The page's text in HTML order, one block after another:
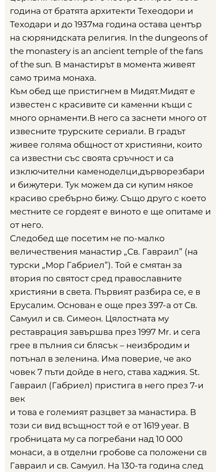
година от братята архитекти Техеодори и
Теходари и до 1937ма година остава център
на сюрянидската религия. In the dungeons of
the monastery is an ancient temple of the fans
of the sun. В манастирът в момента живеят
само трима монаха.
Към обед ще пристигнем в Мидят.Мидят е
известен с красивите си каменни къщи с
много орнаменти.В него са заснети много от
извесните трурските сериали. В градът
живее голяма общност от християни, които
са известни със своята сръчност и са
изключителни каменоделци,дърворезбари
и бижутери. Тук можем да си купим някое
красиво сребърно бижу. Също друго с което
местните се гордеят е виното е ще опитаме и
от него.
Следобед ще посетим не по-малко
величествения манастир „Св. Гавраил” (на
турски „Мор Габриел”). Той е смятан за
втория по святост сред православните
християни в света. Първият разбира се, е в
Ерусалим. Основан е още през 397-а от Св.
Самуил и св. Симеон. Цялостната му
реставрация завършва през 1997 Mr. и сега
грее в пълния си блясък – неизбродим и
потънал в зеленина. Има поверие, че ако
човек 7 пъти дойде в него, става хаджия. St.
Гавраил (Габриел) пристига в него през 7-и
век
и това е големият разцвет за манастира. В
този си вид всъщност той е от 1619 year. В
гробницата му са погребани над 10 000
монаси, а в отделни гробове са положени св
Гавраил и св. Самуил. На 130-та година след